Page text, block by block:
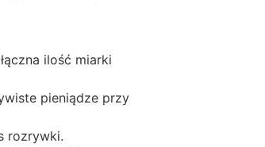
ilość miarki
pieniądze przy
rozrywki.